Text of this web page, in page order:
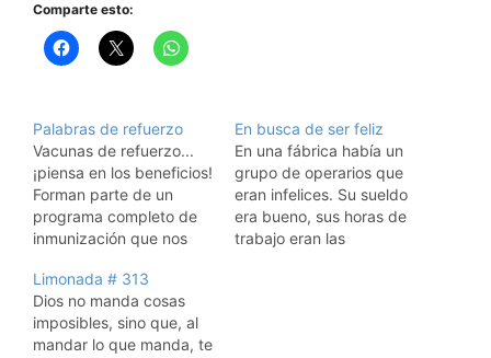
Comparte esto:
Palabras de refuerzo
Vacunas de refuerzo...
¡piensa en los beneficios!
Forman parte de un
programa completo de
inmunización que nos
enfermedades
amenazadoras. ¿Alguna
vez oíste hablar de las
palabras de refuerzo?
En busca de ser feliz
En una fábrica había un
grupo de operarios que
eran infelices. Su sueldo
era bueno, sus horas de
trabajo eran las
Limonada # 313
Dios no manda cosas
imposibles, sino que, al
mandar lo que manda, te